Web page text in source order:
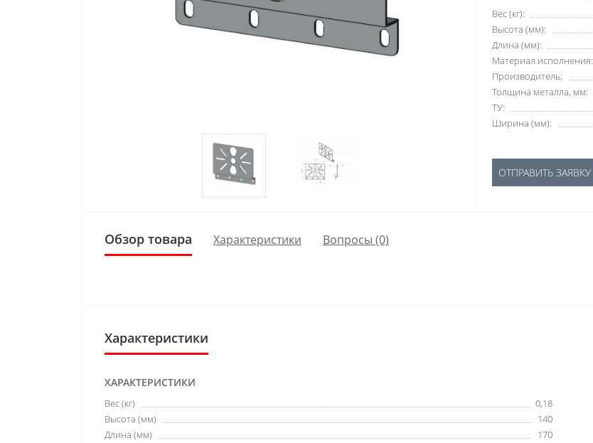
Вес (кг):
Высота (мм):
Длина (мм):
Материал исполнения:
Производитель:
Толщина металла, мм:
ТУ:
Ширина (мм):
ОТПРАВИТЬ ЗАЯВКУ
Обзор товара Характеристики Вопросы (0)
Характеристики
ХАРАКТЕРИСТИКИ
Вес (кг)
0,18
Высота (мм)
140
Длина (мм)
170